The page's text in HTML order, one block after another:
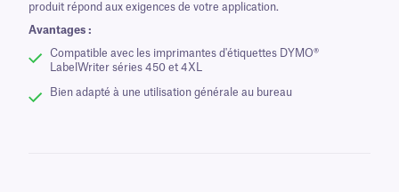
produit répond aux exigences de votre application.
Avantages :
Compatible avec les imprimantes d'étiquettes DYMO®
LabelWriter séries 450 et 4XL
Bien adapté à une utilisation générale au bureau